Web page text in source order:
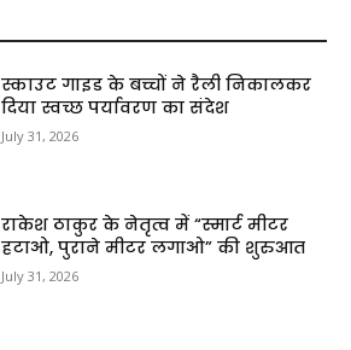
स्काउट गाइड के बच्चों ने रैली निकालकर
दिया स्वच्छ पर्यावरण का संदेश
July 31, 2026
राकेश ठाकुर के नेतृत्व में “स्मार्ट मीटर
हटाओ, पुराने मीटर लगाओ” की शुरुआत
July 31, 2026